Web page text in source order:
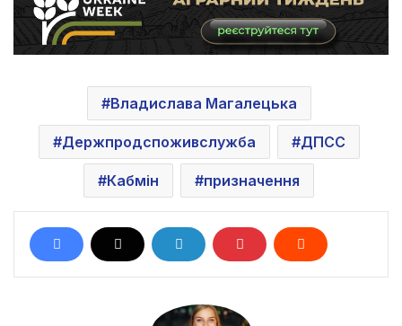
Владислава Магалецька
Держпродспоживслужба ДПСС
Кабмін призначення